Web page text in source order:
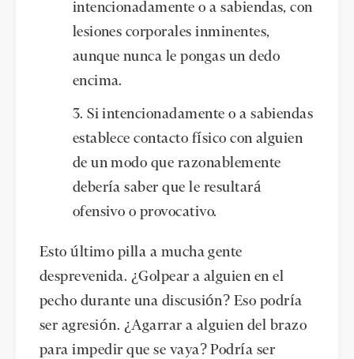
intencionadamente o a sabiendas, con
lesiones corporales inminentes,
aunque nunca le pongas un dedo
encima.
Si intencionadamente o a sabiendas
establece contacto físico con alguien
de un modo que razonablemente
debería saber que le resultará
ofensivo o provocativo.
Esto último pilla a mucha gente
desprevenida. ¿Golpear a alguien en el
pecho durante una discusión? Eso podría
ser agresión. ¿Agarrar a alguien del brazo
para impedir que se vaya? Podría ser